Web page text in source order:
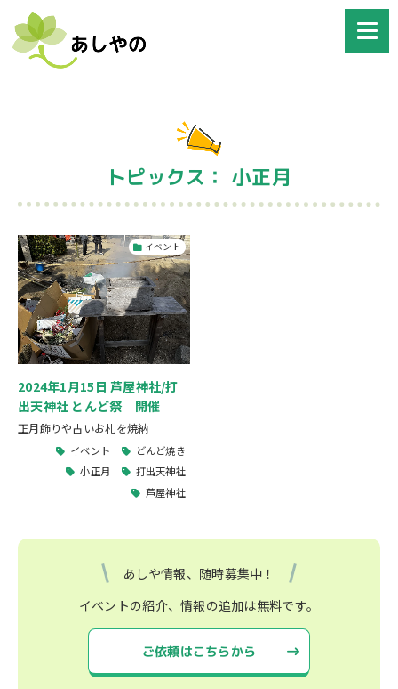
トピックス： 小正月
イベント
2024年1月15日 芦屋神社/打
出天神社 とんど祭 開催
正月飾りや古いお札を焼納
イベント
どんど焼き
小正月
打出天神社
芦屋神社
あしや情報、随時募集中！
イベントの紹介、情報の追加は無料です。
ご依頼はこちらから